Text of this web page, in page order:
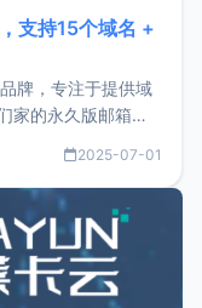
支持15个域名 +
牌，专注于提供域
家的永久版邮箱服
。注册
，必须要购买
2025-07-01